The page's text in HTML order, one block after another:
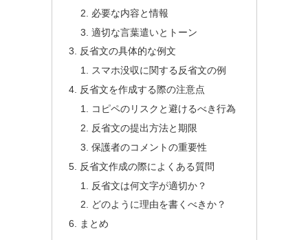
必要な内容と情報
適切な言葉遣いとトーン
反省文の具体的な例文
スマホ没収に関する反省文の例
反省文を作成する際の注意点
コピペのリスクと避けるべき行為
反省文の提出方法と期限
保護者のコメントの重要性
反省文作成の際によくある質問
反省文は何文字が適切か？
どのように理由を書くべきか？
まとめ